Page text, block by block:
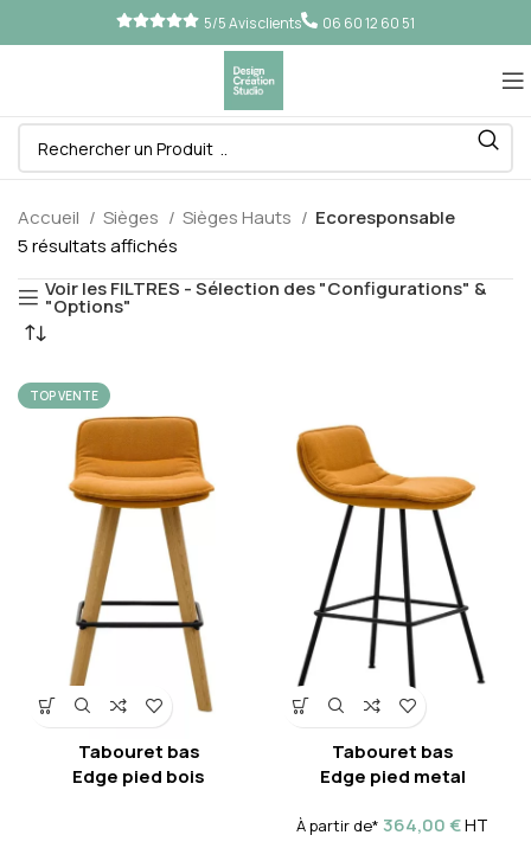
5/5 Avis clients 06 60 12 60 51
Accueil Sièges Sièges Hauts
Ecoresponsable
5 résultats affichés
Voir les FILTRES - Sélection des "Configurations" &
"Options"
TOP VENTE
Tabouret bas
Edge pied bois
Tabouret bas
Edge pied metal
À partir de* 364,00€HT